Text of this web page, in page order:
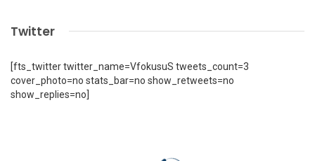
Twitter
[fts_twitter twitter_name=VfokusuS tweets_count=3
cover_photo=no stats_bar=no show_retweets=no
show_replies=no]